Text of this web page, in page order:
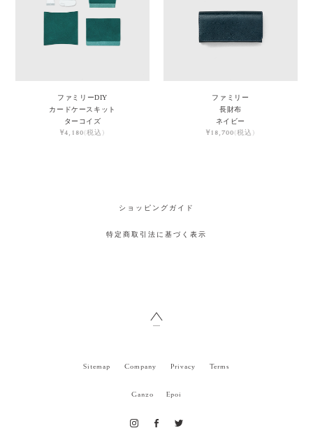
ファミリーDIY
カードケースキット
ターコイズ
¥4,180(税込)
ファミリー
長財布
ネイビー
¥18,700(税込)
ショッピングガイド
特定商取引法に基づく表示
Sitemap Company Privacy Terms
Ganzo Epoi